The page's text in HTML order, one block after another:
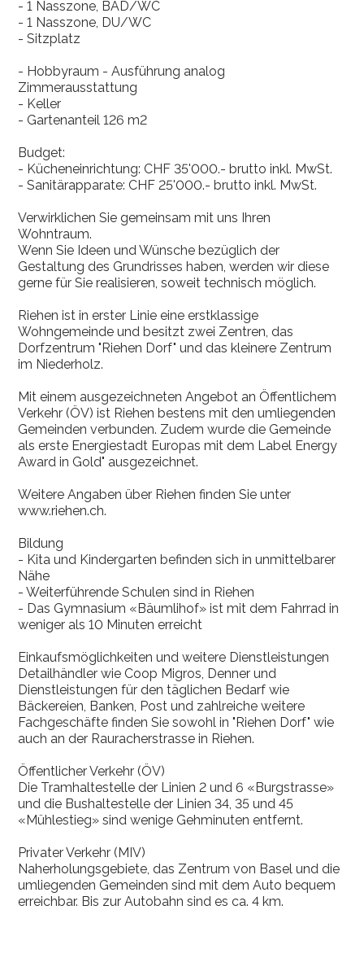
- 1 Nasszone, BAD/WC
- 1 Nasszone, DU/WC
- Sitzplatz
- Hobbyraum - Ausführung analog
Zimmerausstattung
- Keller
- Gartenanteil 126 m2
Budget:
- Kücheneinrichtung: CHF 35'000.- brutto inkl. MwSt.
- Sanitärapparate: CHF 25'000.- brutto inkl. MwSt.
Verwirklichen Sie gemeinsam mit uns Ihren
Wohntraum.
Wenn Sie Ideen und Wünsche bezüglich der
Gestaltung des Grundrisses haben, werden wir diese
gerne für Sie realisieren, soweit technisch möglich.
Riehen ist in erster Linie eine erstklassige
Wohngemeinde und besitzt zwei Zentren, das
Dorfzentrum "Riehen Dorf" und das kleinere Zentrum
im Niederholz.
Mit einem ausgezeichneten Angebot an Öffentlichem
Verkehr (ÖV) ist Riehen bestens mit den umliegenden
Gemeinden verbunden. Zudem wurde die Gemeinde
als erste Energiestadt Europas mit dem Label Energy
Award in Gold" ausgezeichnet.
Weitere Angaben über Riehen finden Sie unter
www.riehen.ch.
Bildung
- Kita und Kindergarten befinden sich in unmittelbarer
Nähe
- Weiterführende Schulen sind in Riehen
- Das Gymnasium «Bäumlihof» ist mit dem Fahrrad in
weniger als 10 Minuten erreicht
Einkaufsmöglichkeiten und weitere Dienstleistungen
Detailhändler wie Coop Migros, Denner und
Dienstleistungen für den täglichen Bedarf wie
Bäckereien, Banken, Post und zahlreiche weitere
Fachgeschäfte finden Sie sowohl in "Riehen Dorf" wie
auch an der Rauracherstrasse in Riehen.
Öffentlicher Verkehr (ÖV)
Die Tramhaltestelle der Linien 2 und 6 «Burgstrasse»
und die Bushaltestelle der Linien 34, 35 und 45
«Mühlestieg» sind wenige Gehminuten entfernt.
Privater Verkehr (MIV)
Naherholungsgebiete, das Zentrum von Basel und die
umliegenden Gemeinden sind mit dem Auto bequem
erreichbar. Bis zur Autobahn sind es ca. 4 km.